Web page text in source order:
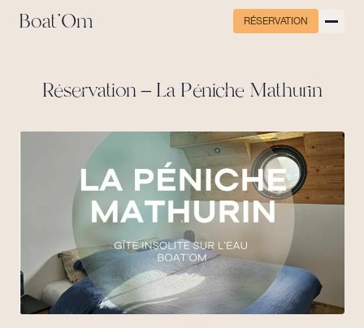
Boat'Om RÉSERVATION
Réservation – La Péniche Mathurin